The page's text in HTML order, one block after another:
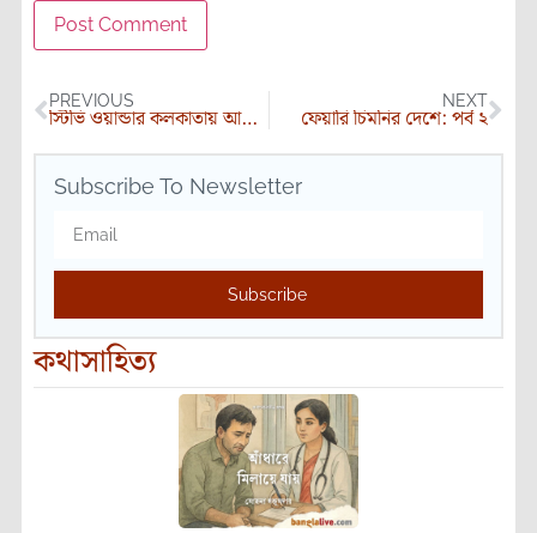
PREVIOUS
স্টিভি ওয়ান্ডার কলকাতায় আসবেন না
NEXT
ফেয়ারি চিমনির দেশে: পর্ব ২
Subscribe To Newsletter
Subscribe
কথাসাহিত্য